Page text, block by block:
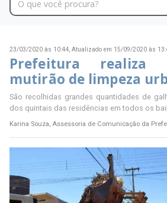
23/03/2020 às 10:44, Atualizado em 15/09/2020 às
Prefeitura realiza
mutirão de limpeza
São recolhidas grandes quantidades de
dos quintais das residências em todos os
Karina Souza, Assessoria de Comunicação da